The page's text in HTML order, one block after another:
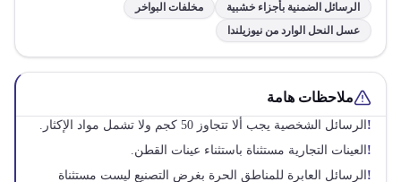
الرسائل الضمنية بأجزاء خشبية
مخلفات البواخر
عسل النحل الوارد من نيوزيلندا
ملاحظات هامة
! الرسائل الشخصية يجب ألا تتجاوز 50 كجم ولا تشمل مواد الإكثار.
! العينات التجارية مستثناة باستثناء عينات القطن.
! الرسائل العابرة للمناطق الحرة بغرض التصنيع ليست مستثناة